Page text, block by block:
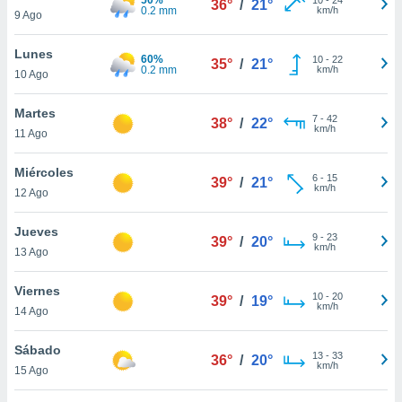
más
nuestra
y
de
disponible
cookies
aceptar
9 Ago
0.2 mm
36° / 21°
km/h
Lunes
10 Ago
60%
0.2 mm
35° / 21° 10- 22
km/h
Martes
11 Ago
38° / 22° 7- 42
km/h
Miércoles
12 Ago
39° / 21° 6- 15
km/h
Jueves
13 Ago
39° / 20° 9- 23
km/h
Viernes
14 Ago
39° / 19° 10- 20
km/h
Sábado
15 Ago
36° / 20° 13- 33
km/h